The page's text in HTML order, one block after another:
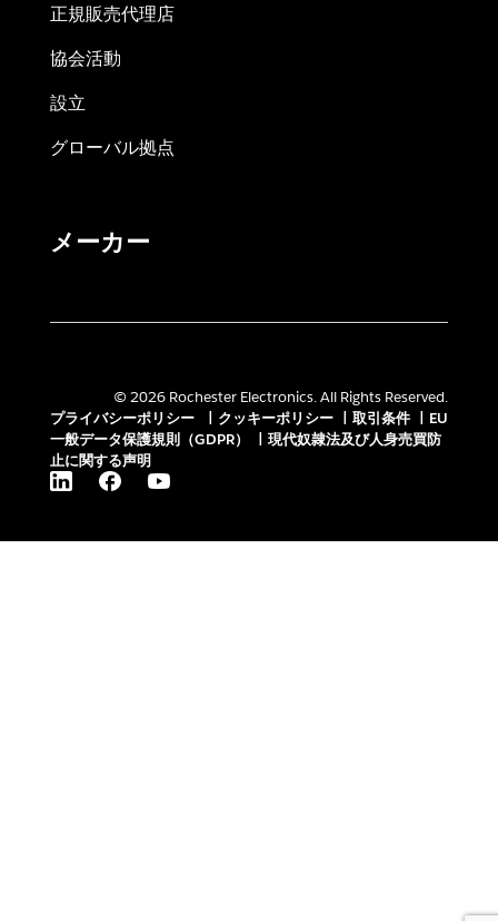
正規販売代理店
協会活動
設立
グローバル拠点
メーカー
© 2026 Rochester Electronics. All Rights Reserved.
プライバシーポリシー
クッキーポリシー 取引条件
EU
一般データ保護規則（GDPR）
現代奴隷法及び人身売買防
止に関する声明